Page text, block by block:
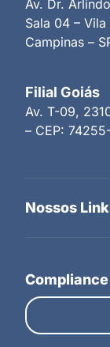
Av. Dr.
Sala 04 –
Campinas –
Filial Goiás
Av. T-09,
– CEP: